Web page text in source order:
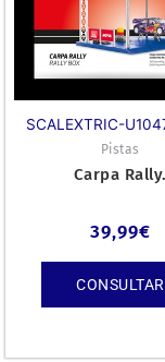
SCALEXTRIC-
Pistas
Carpa Rally.
39,99€
CONSULTAR